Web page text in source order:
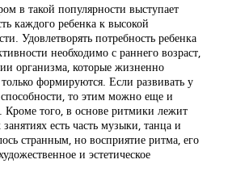
в такой популярности выступает
каждого ребенка к высокой
Удовлетворять потребность ребенка
необходимо с раннего возраст,
организма, которые жизненно
формируются. Если развивать у
способности, то этим можно еще и
Кроме того, в основе ритмики лежит
есть часть музыки, танца и
странным, но восприятие ритма, его
и эстетическое